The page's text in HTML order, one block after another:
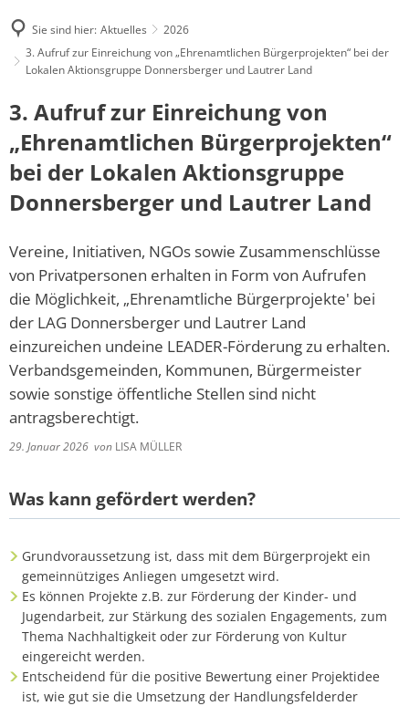
Sie sind hier: Aktuelles
2026
3. Aufruf zur Einreichung von „Ehrenamtlichen Bürgerprojekten“ bei der
Lokalen Aktionsgruppe Donnersberger und Lautrer Land
3. Aufruf zur Einreichung von
„Ehrenamtlichen Bürgerprojekten“
bei der Lokalen Aktionsgruppe
Donnersberger und Lautrer Land
Vereine, Initiativen, NGOs sowie Zusammenschlüsse
von Privatpersonen erhalten in Form von Aufrufen
die Möglichkeit, „Ehrenamtliche Bürgerprojekte' bei
der LAG Donnersberger und Lautrer Land
einzureichen undeine LEADER-Förderung zu erhalten.
Verbandsgemeinden, Kommunen, Bürgermeister
sowie sonstige öffentliche Stellen sind nicht
antragsberechtigt.
29. Januar 2026 von LISA MÜLLER
Was kann gefördert werden?
Grundvoraussetzung ist, dass mit dem Bürgerprojekt ein
gemeinnütziges Anliegen umgesetzt wird.
Es können Projekte z.B. zur Förderung der Kinder- und
Jugendarbeit, zur Stärkung des sozialen Engagements, zum
Thema Nachhaltigkeit oder zur Förderung von Kultur
eingereicht werden.
Entscheidend für die positive Bewertung einer Projektidee
ist, wie gut sie die Umsetzung der Handlungsfelderder